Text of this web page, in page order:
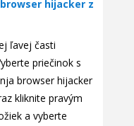
hijacker z
ľavej časti
priečinok s
browser hijacker
kliknite pravým
a vyberte